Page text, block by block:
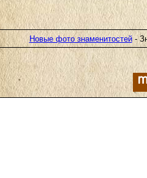
Новые фото знаменитостей-